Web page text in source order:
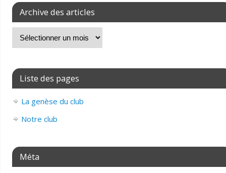
Archive des articles
Liste des pages
La genèse du club
Notre club
Méta